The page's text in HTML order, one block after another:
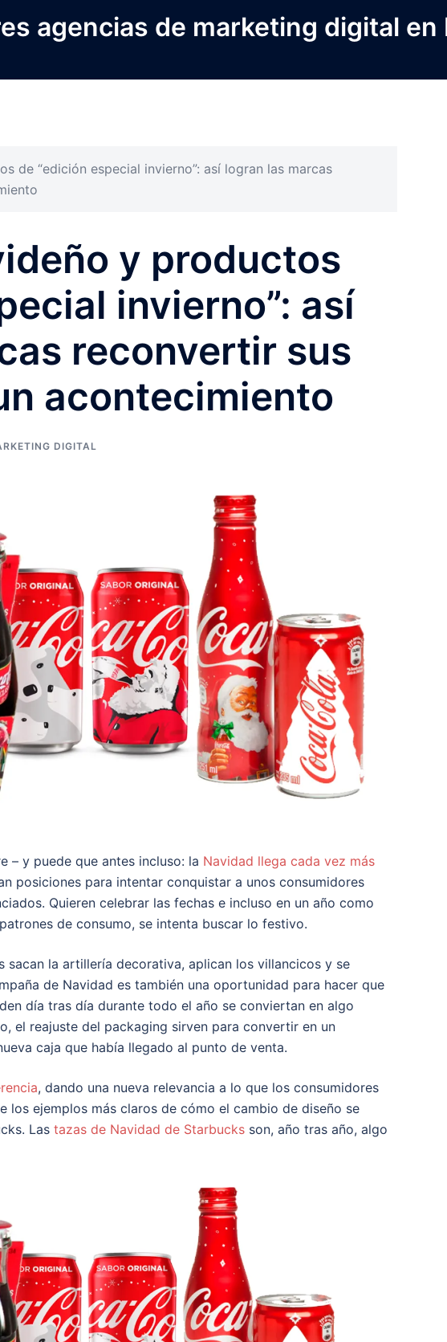
agencias de marketing digital en
de “edición especial invierno”: así logran las marcas
y productos
invierno”: así
reconvertir sus
acontecimiento
DIGITAL
– y puede que antes incluso: la Navidad llega cada vez más
posiciones para intentar conquistar a unos consumidores
Quieren celebrar las fechas e incluso en un año como
de consumo, se intenta buscar lo festivo.
sacan la artillería decorativa, aplican los villancicos y se
de Navidad es también una oportunidad para hacer que
día tras día durante todo el año se conviertan en algo
el reajuste del packaging sirven para convertir en un
caja que había llegado al punto de venta.
, dando una nueva relevancia a lo que los consumidores
los ejemplos más claros de cómo el cambio de diseño se
Las tazas de Navidad de Starbucks son, año tras año, algo